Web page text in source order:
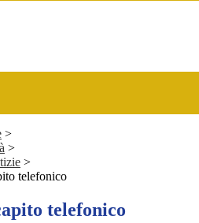
>
>
>
telefonico
telefonico